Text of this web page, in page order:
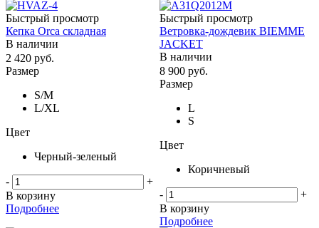
Быстрый просмотр
Кепка Orca складная
В наличии
2 420 руб.
Размер
S/M
L/ХL
Цвет
Черный-зеленый
-
+
В корзину
Подробнее
Быстрый просмотр
Ветровка-дождевик BIEMME
JACKET
В наличии
8 900 руб.
Размер
L
S
Цвет
Коричневый
-
+
В корзину
Подробнее